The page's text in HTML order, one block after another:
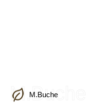
M.Buche
M.Buche